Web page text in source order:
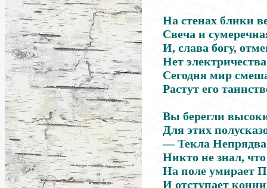
На стенах блики
Свеча и
И, слава богу,
Нет
Сегодня мир
Растут его
Вы берегли
Для этих
— Текла
Никто не знал,
На поле умирает
И отступает